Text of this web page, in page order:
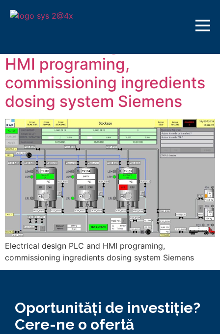
Etichetă:
HMI programing,
commissioning ingredients
dosing system Siemens
Electrical design PLC and HMI programing,
commissioning ingredients dosing system Siemens
Oportunități de investiție?
Cere-ne o ofertă